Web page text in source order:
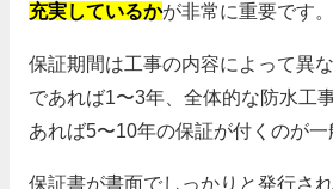
充実しているかが非常に重要です。
保証期間は工事の内容によって異
であれば1〜3年、全体的な防水工
あれば5〜10年の保証が付くのが一
保証書が書面でしっかりと発行さ